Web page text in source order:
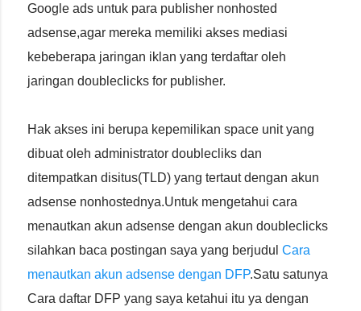
Google ads untuk para publisher nonhosted
adsense,agar mereka memiliki akses mediasi
kebeberapa jaringan iklan yang terdaftar oleh
jaringan doubleclicks for publisher.
Hak akses ini berupa kepemilikan space unit yang
dibuat oleh administrator doublecliks dan
ditempatkan disitus(TLD) yang tertaut dengan akun
adsense nonhostednya.Untuk mengetahui cara
menautkan akun adsense dengan akun doubleclicks
silahkan baca postingan saya yang berjudul Cara
menautkan akun adsense dengan DFP.Satu satunya
Cara daftar DFP yang saya ketahui itu ya dengan